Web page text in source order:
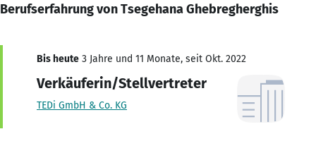
Berufserfahrung von Tsegehana Ghebregherghis
Bis heute 3 Jahre und 11 Monate, seit Okt. 2022
Verkäuferin/Stellvertreter
TEDi GmbH & Co. KG